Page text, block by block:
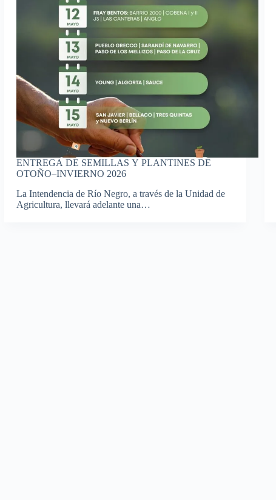
ENTREGA DE SEMILLAS Y PLANTINES DE
OTOÑO–INVIERNO 2026
La Intendencia de Río Negro, a través de la Unidad de
Agricultura, llevará adelante una…